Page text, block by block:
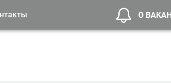
О